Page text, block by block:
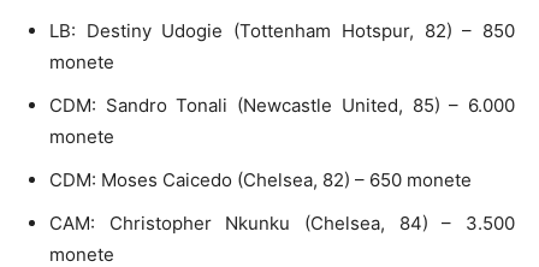
LB: Destiny Udogie (Tottenham Hotspur, 82) – 850
monete
CDM: Sandro Tonali (Newcastle United, 85) – 6.000
monete
CDM: Moses Caicedo (Chelsea, 82) – 650 monete
CAM: Christopher Nkunku (Chelsea, 84) – 3.500
monete